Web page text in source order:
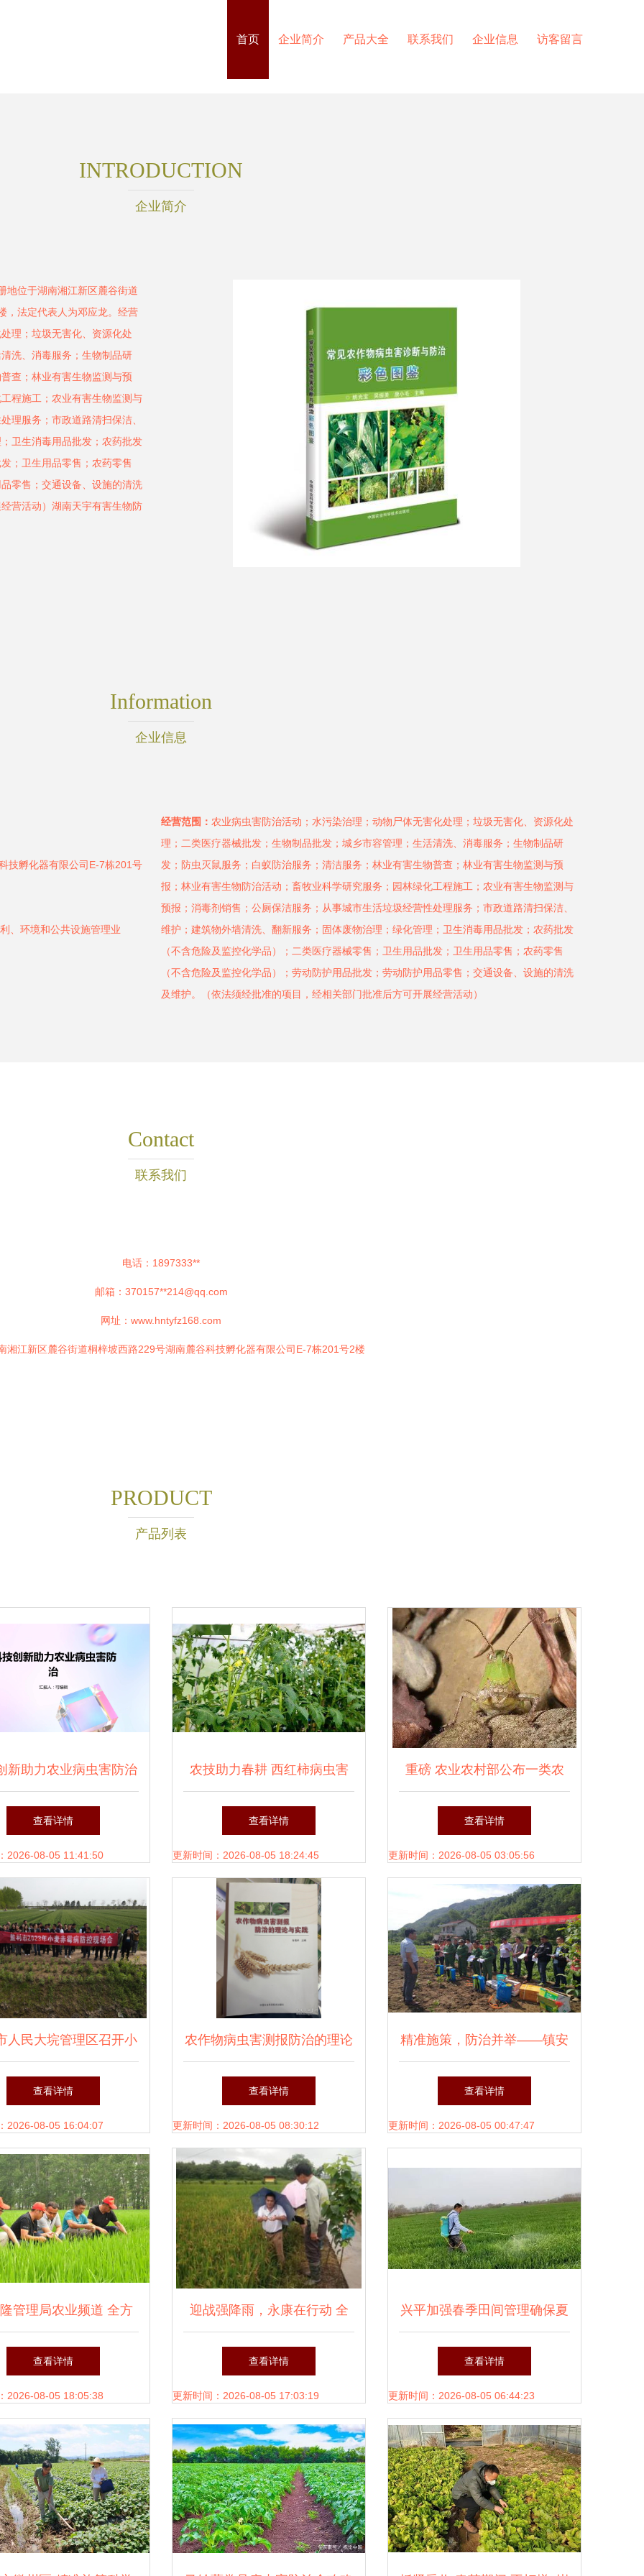
首页 企业简介 产品大全 联系我们 企业信息 访客留言
INTRODUCTION
企业简介
地位于湖南湘江新区麓谷街道
，法定代表人为邓应龙。经营
理；垃圾无害化、资源化处
洗、消毒服务；生物制品研
查；林业有害生物监测与预
程施工；农业有害生物监测与
理服务；市政道路清扫保洁、
卫生消毒用品批发；农药批发
；卫生用品零售；农药零售
零售；交通设备、设施的清洗
营活动）湖南天宇有害生物防
Information
企业信息
技孵化器有限公司E-7栋201号
、环境和公共设施管理业
经营范围： 农业病虫害防治活动；水污染治理；动物尸体无害化处理；垃圾无害化、资源化处
理；二类医疗器械批发；生物制品批发；城乡市容管理；生活清洗、消毒服务；生物制品研
发；防虫灭鼠服务；白蚁防治服务；清洁服务；林业有害生物普查；林业有害生物监测与预
报；林业有害生物防治活动；畜牧业科学研究服务；园林绿化工程施工；农业有害生物监测与
预报；消毒剂销售；公厕保洁服务；从事城市生活垃圾经营性处理服务；市政道路清扫保洁、
维护；建筑物外墙清洗、翻新服务；固体废物治理；绿化管理；卫生消毒用品批发；农药批发
（不含危险及监控化学品）；二类医疗器械零售；卫生用品批发；卫生用品零售；农药零售
（不含危险及监控化学品）；劳动防护用品批发；劳动防护用品零售；交通设备、设施的清洗
及维护。（依法须经批准的项目，经相关部门批准后方可开展经营活动）
Contact
联系我们
电话：1897333**
邮箱：370157**214@qq.com
网址： www.hntyfz168.com
湘江新区麓谷街道桐梓坡西路229号湖南麓谷科技孵化器有限公司E-7栋201号2楼
PRODUCT
产品列表
新助力农业病虫害防治
向智慧农业新篇章
查看详情
2026-08-05 11:41:50
农技助力春耕 西红柿病虫害
防治与农业健康守护行动
查看详情
更新时间：2026-08-05 18:24:45
重磅 农业农村部公布一类农
作物病虫害名录
查看详情
更新时间：2026-08-05 03:05:56
人民大垸管理区召开小
赤霉病防治现场会
查看详情
2026-08-05 16:04:07
农作物病虫害测报防治的理论
与实践
查看详情
更新时间：2026-08-05 08:30:12
精准施策，防治并举——镇安
农技中心多措并举推进马铃薯
病虫害防治工作
查看详情
更新时间：2026-08-05 00:47:47
管理局农业频道 全方
农业病虫害防治，守护
粮仓安全
查看详情
2026-08-05 18:05:38
迎战强降雨，永康在行动 全
力以赴加强农业病虫害防治
查看详情
更新时间：2026-08-05 17:03:19
兴平加强春季田间管理确保夏
粮丰产丰收
查看详情
更新时间：2026-08-05 06:44:23